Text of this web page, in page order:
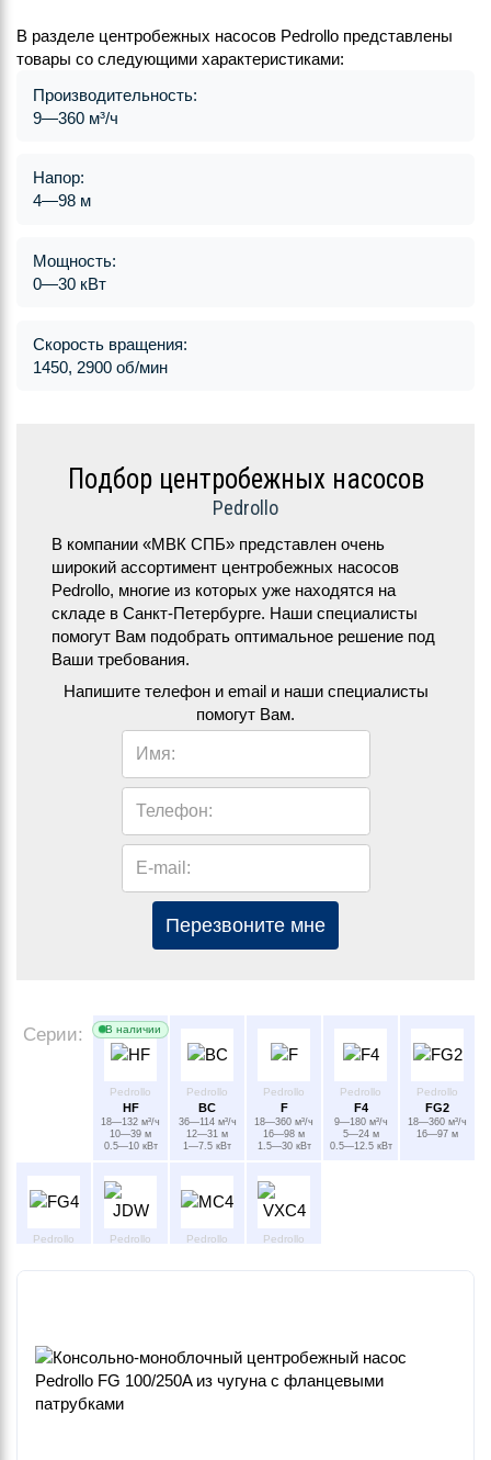
В разделе центробежных насосов Pedrollo представлены
товары со следующими характеристиками:
Производительность:
9—360 м³/ч
Напор:
4—98 м
Мощность:
0—30 кВт
Скорость вращения:
1450, 2900 об/мин
Подбор центробежных насосов
Pedrollo
В компании «МВК СПБ» представлен очень
широкий ассортимент центробежных насосов
Pedrollo, многие из которых уже находятся на
складе в Санкт-Петербурге. Наши специалисты
помогут Вам подобрать оптимальное решение под
Ваши требования.
Напишите телефон и email и наши специалисты
помогут Вам.
Имя:
Телефон:
E-mail:
Перезвоните мне
Серии: В наличии
Pedrollo
HF
18—132 м³/ч
10—39 м
0.5—10 кВт
Pedrollo
BC
36—114 м³/ч
12—31 м
1—7.5 кВт
Pedrollo
F
18—360 м³/ч
16—98 м
1.5—30 кВт
Pedrollo
F4
9—180 м³/ч
5—24 м
0.5—12.5 кВт
Pedrollo
FG2
18—360 м³/ч
16—97 м
Pedrollo
9—180 м³/ч
Pedrollo
86.4—100.8 м³/ч
Pedrollo
132—156 м³/ч
Pedrollo
102—132 м³/ч